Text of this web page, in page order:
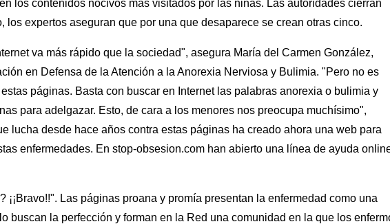
los contenidos nocivos más visitados por las niñas. Las autoridades cierran
los expertos aseguran que por una que desaparece se crean otras cinco.
va más rápido que la sociedad", asegura María del Carmen González,
en Defensa de la Atención a la Anorexia Nerviosa y Bulimia. "Pero no es
páginas. Basta con buscar en Internet las palabras anorexia o bulimia y
para adelgazar. Esto, de cara a los menores nos preocupa muchísimo",
lucha desde hace años contra estas páginas ha creado ahora una web para
enfermedades. En stop-obsesion.com han abierto una línea de ayuda
Las páginas proana y promía presentan la enfermedad como una
buscan la perfección y forman en la Red una comunidad en la que los